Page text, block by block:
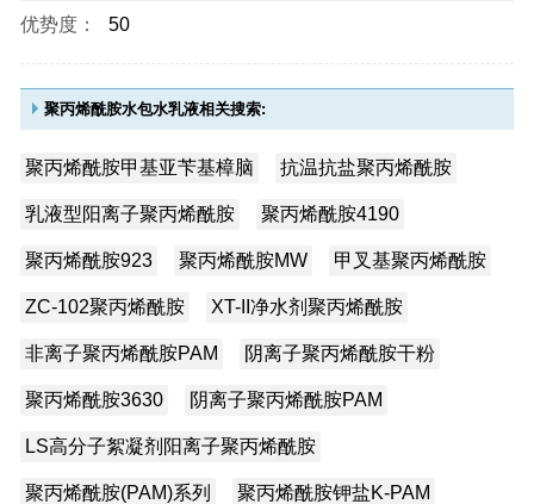
优势度： 50
聚丙烯酰胺水包水乳液相关搜索:
聚丙烯酰胺甲基亚苄基樟脑 抗温抗盐聚丙烯酰胺
乳液型阳离子聚丙烯酰胺 聚丙烯酰胺4190
聚丙烯酰胺923 聚丙烯酰胺MW 甲叉基聚丙烯酰胺
ZC-102聚丙烯酰胺 XT-II净水剂聚丙烯酰胺
非离子聚丙烯酰胺PAM 阴离子聚丙烯酰胺干粉
聚丙烯酰胺3630 阴离子聚丙烯酰胺PAM
LS高分子絮凝剂阳离子聚丙烯酰胺
聚丙烯酰胺(PAM)系列 聚丙烯酰胺钾盐K-PAM